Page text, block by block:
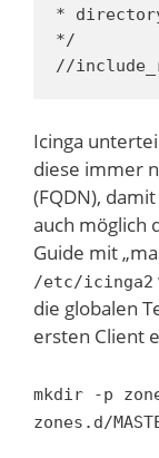
*
*/
//
Icinga
diese immer
(FQDN),
auch möglich
Guide mit
/etc/icinga2
die globalen
ersten Client
mkdir -p
zones.d/